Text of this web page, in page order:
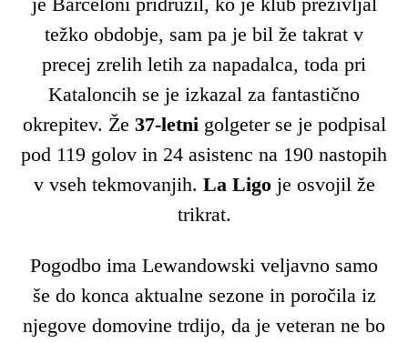
težko obdobje, sam pa je bil že takrat v
precej zrelih letih za napadalca, toda pri
Kataloncih se je izkazal za fantastično
okrepitev. Že 37-letni golgeter se je podpisal
pod 119 golov in 24 asistenc na 190 nastopih
v vseh tekmovanjih. La Ligoje osvojil že
trikrat.
Pogodbo ima Lewandowski veljavno samo
še do konca aktualne sezone in poročila iz
njegove domovine trdijo, da je veteran ne bo